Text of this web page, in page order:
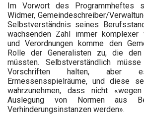
Im Vorwort des Programmheftes
Widmer, Gemeindeschreiber/
Selbstverständnis seines
wachsenden Zahl immer komplexer
und Verordnungen komme den
Rolle der Generalisten zu, die den
müssten. Selbstverständlich
Vorschriften halten, aber
Ermessensspielräume, und diese
wahrzunehmen, dass nicht
Auslegung von Normen aus
Verhinderungsinstanzen werden».